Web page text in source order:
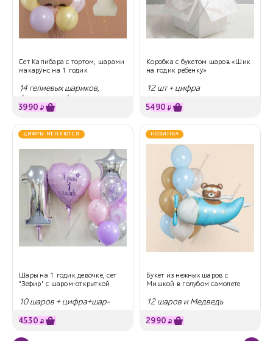
Сет Капибара с тортом, шарами
макарунс на 1 годик
14 гелиевых шариков,
фигура и цифра
3990 ₽
Коробка с букетом шаров «Шик
на годик ребенку»
12 шт + цифра
5490 ₽
ЦИФРЫ МЕНЯЮТСЯ
Шары на 1 годик девочке, сет
"Зефир" с шаром-открыткой
10 шаров + цифра+шар-
4530 ₽
НОВИНКА
Букет из нежных шаров с
Мишкой в голубом самолете
12 шаров и Медведь
2990 ₽